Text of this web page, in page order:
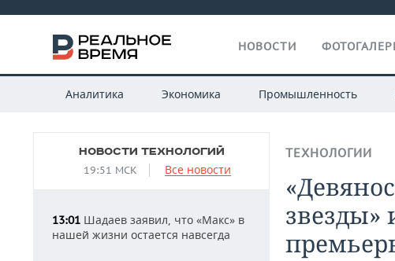
НОВОСТИ
Аналитика Экономика Промышленность
НОВОСТИ ТЕХНОЛОГИЙ
19:51 МСК Все новости
13:01 Шадаев заявил, что «Макс» в
нашей жизни остается навсегда
ТЕХНОЛОГИИ
звезды»